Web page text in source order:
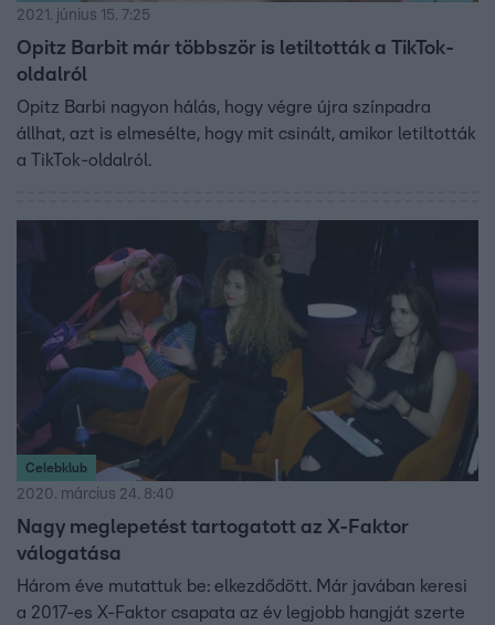
2021. június 15. 7:25
Opitz Barbit már többször is letiltották a TikTok-
oldalról
Opitz Barbi nagyon hálás, hogy végre újra színpadra
állhat, azt is elmesélte, hogy mit csinált, amikor letiltották
a TikTok-oldalról.
Celebklub
2020. március 24. 8:40
Nagy meglepetést tartogatott az X-Faktor
válogatása
Három éve mutattuk be: elkezdődött. Már javában keresi
a 2017-es X-Faktor csapata az év legjobb hangját szerte